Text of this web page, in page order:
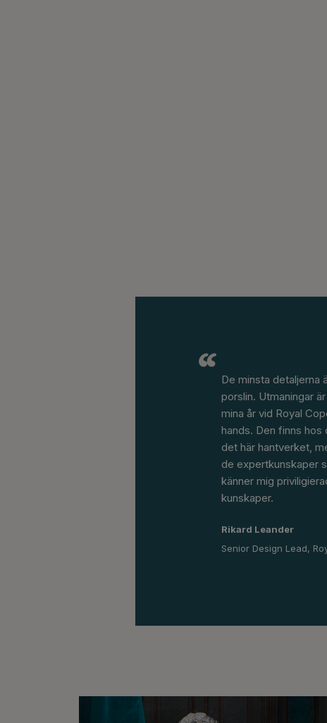
De minsta detaljerna
porslin. Utmaningar
mina år vid Royal
hands. Den finns
det här hantverket,
de expertkunskaper
känner mig
kunskaper.
Rikard Leander
Senior Design Lead,